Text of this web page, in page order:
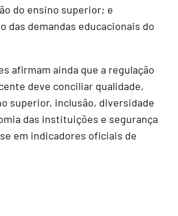
do ensino superior; e
das demandas educacionais do
afirmam ainda que a regulação
deve conciliar qualidade,
superior, inclusão, diversidade
das instituições e segurança
em indicadores oficiais de